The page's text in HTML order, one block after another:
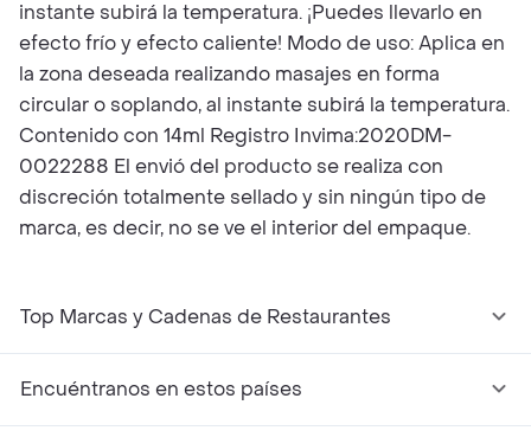
instante subirá la temperatura. ¡Puedes llevarlo en
efecto frío y efecto caliente! Modo de uso: Aplica en
la zona deseada realizando masajes en forma
circular o soplando, al instante subirá la temperatura.
Contenido con 14ml Registro Invima:2020DM-
0022288 El envió del producto se realiza con
discreción totalmente sellado y sin ningún tipo de
marca, es decir, no se ve el interior del empaque.
Top Marcas y Cadenas de Restaurantes
Encuéntranos en estos países